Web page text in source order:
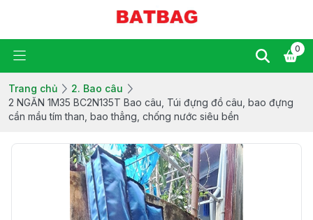
0
Trang chủ
2. Bao câu
2 NGĂN 1M35 BC2N135T Bao câu, Túi đựng đồ câu, bao đựng
cần mầu tím than, bao thẳng, chống nước siêu bền